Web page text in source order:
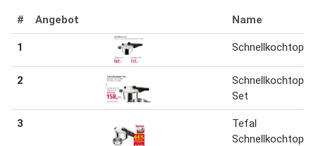
# Angebot Name
1 Schnellkochtopf
2
Schnellkochtopf-
Set
3
Tefal
Schnellkochtopf